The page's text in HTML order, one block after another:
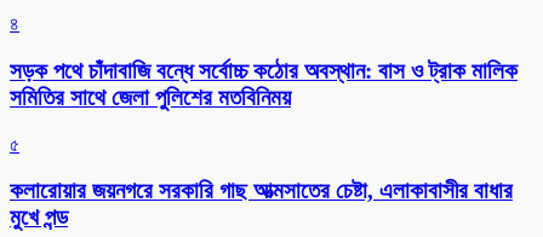
৪
সড়ক পথে চাঁদাবাজি বন্ধে সর্বোচ্চ কঠোর অবস্থান: বাস ও ট্রাক মালিক
সমিতির সাথে জেলা পুলিশের মতবিনিময়
৫
কলারোয়ার জয়নগরে সরকারি গাছ আত্মসাতের চেষ্টা, এলাকাবাসীর বাধার
মুখে পন্ড